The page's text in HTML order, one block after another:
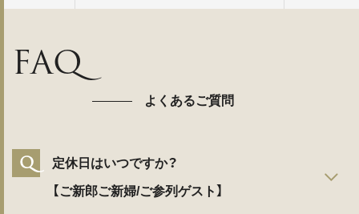
FAQ
よくあるご質問
Q 定休日はいつですか？
【ご新郎ご新婦/ご参列ゲスト】